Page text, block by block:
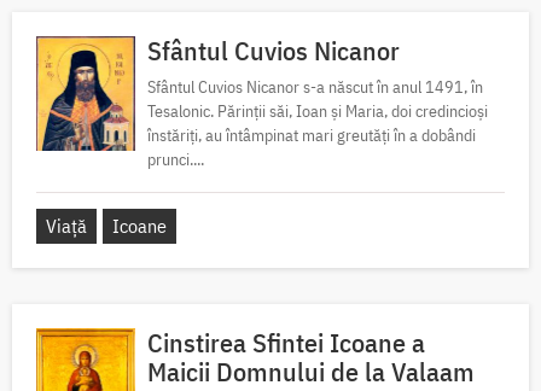
Sfântul Cuvios Nicanor
Sfântul Cuvios Nicanor s-a născut în anul 1491, în
Tesalonic. Părinții săi, Ioan și Maria, doi credincioși
înstăriți, au întâmpinat mari greutăți în a dobândi
prunci....
Viață Icoane
Cinstirea Sfintei Icoane a
Maicii Domnului de la Valaam